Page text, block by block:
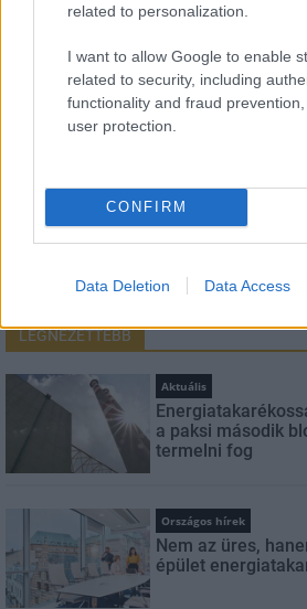
related to personalization.
I want to allow Google to enable
related to security, including
functionality and fraud
user protection.
CONFIRM
Data Deletion Data Access
E-mail cím
szabályzatot!
FELIRATKOZÁS
LEGNÉZETTEBB
Aktuális
a paksi második
termelni fog
Országos hírek
Nem az üres,
épület